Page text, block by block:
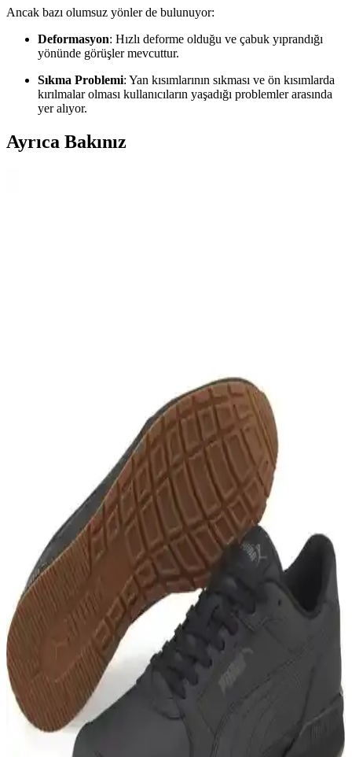
Ancak bazı olumsuz yönler de bulunuyor:
Deformasyon: Hızlı deforme olduğu ve çabuk yıprandığı
yönünde görüşler mevcuttur.
Sıkma Problemi: Yan kısımlarının sıkması ve ön kısımlarda
kırılmalar olması kullanıcıların yaşadığı problemler arasında
yer alıyor.
Ayrıca Bakınız
Slazenger ZUSA Kadın Sneaker: Şık ve Konforlu
Spor Ayakkabı Seçenekleri
Slazenger ZUSA kadın sneaker, hafifliği, şıklığı ve konforu ile öne
çıkar. Yüksek taban ve dayanıklı malzemeleriyle günlük kullanım ve
spor aktiviteleri için ideal bir tercih.
Kinetix Lescar ve Slazenger ZEKKO Spor
Ayakkabıları Karşılaştırması 2024
Kinetix Lescar ve Slazenger ZEKKO ayakkabıları, farklı kullanım
amaçları ve tasarımlarıyla öne çıkıyor. Bu karşılaştırmada, her iki
ürünün özellikleri, kullanıcı yorumları ve uygunluk alanları detaylı
inceleniyor.
Adidas Breaknet Çocuk Spor ve Günlük
Ayakkabıları Karşılaştırması
Adidas Breaknet modelleri çocuklar için tasarlandı. Konfor, şıklık ve
sürdürülebilirlik özellikleriyle öne çıkan bu ayakkabılar hakkında
detaylı karşılaştırma ve kullanıcı yorumları burada.
adidas GW1981 Tensaur ve IE8574 Runfalcon 5